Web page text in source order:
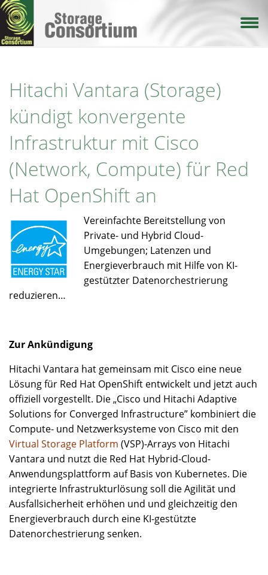
Direkt
zum
Inhalt
Hitachi Vantara (Storage)
kündigt konvergente
Infrastruktur mit Cisco
(Network, Compute) für Red
Hat OpenShift an
Vereinfachte Bereitstellung von
Private- und Hybrid Cloud-
Umgebungen; Latenzen und
Energieverbrauch mit Hilfe von KI-
gestützter Datenorchestrierung
reduzieren…
Zur Ankündigung
Hitachi Vantara hat gemeinsam mit Cisco eine neue
Lösung für Red Hat OpenShift entwickelt und jetzt auch
offiziell vorgestellt. Die „Cisco und Hitachi Adaptive
Solutions for Converged Infrastructure” kombiniert die
Compute- und Netzwerksysteme von Cisco mit den
Virtual Storage Platform (VSP)-Arrays von Hitachi
Vantara und nutzt die Red Hat Hybrid-Cloud-
Anwendungsplattform auf Basis von Kubernetes. Die
integrierte Infrastrukturlösung soll die Agilität und
Ausfallsicherheit erhöhen und und gleichzeitig den
Energieverbrauch durch eine KI-gestützte
Datenorchestrierung senken.